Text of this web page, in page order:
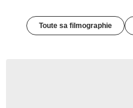
Toute sa filmographie